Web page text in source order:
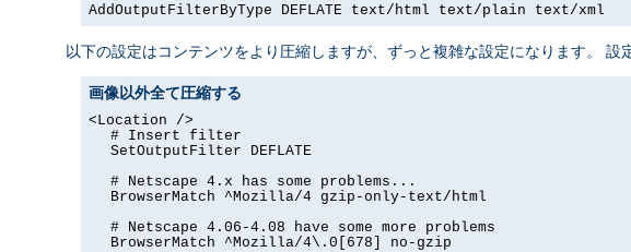
AddOutputFilterByType DEFLATE text/html text/plain text/xml
以下の設定はコンテンツをより圧縮しますが、ずっと複雑な設定になります。 設
画像以外全て圧縮する
<Location />
# Insert filter
SetOutputFilter DEFLATE
# Netscape 4.x has some problems...
BrowserMatch ^Mozilla/4 gzip-only-text/html
# Netscape 4.06-4.08 have some more problems
BrowserMatch ^Mozilla/4\.0[678] no-gzip